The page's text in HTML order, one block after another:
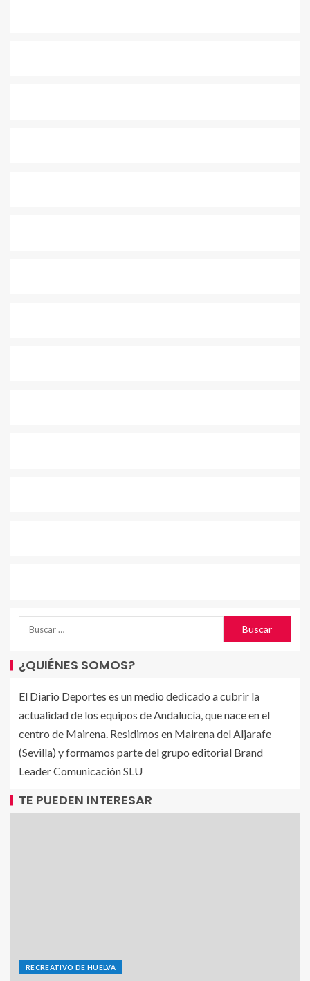
¿QUIÉNES SOMOS?
El Diario Deportes es un medio dedicado a cubrir la
actualidad de los equipos de Andalucía, que nace en el
centro de Mairena. Residimos en Mairena del Aljarafe
(Sevilla) y formamos parte del grupo editorial Brand
Leader Comunicación SLU
TE PUEDEN INTERESAR
RECREATIVO DE HUELVA